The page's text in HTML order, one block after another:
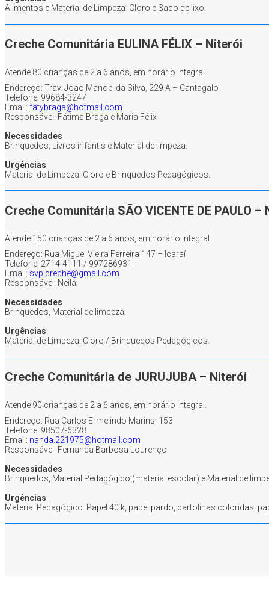
Alimentos e Material de Limpeza: Cloro e Saco de lixo.
Creche Comunitária EULINA FÉLIX – Niterói
Atende 80 crianças de 2 a 6 anos, em horário integral.
Endereço: Trav. Joao Manoel da Silva, 229 A – Cantagalo
Telefone: 99684-3247
Email: fatybraga@hotmail.com
Responsável: Fátima Braga e Maria Félix
Necessidades
Brinquedos, Livros infantis e Material de limpeza.
Urgências
Material de Limpeza: Cloro e Brinquedos Pedagógicos.
Creche Comunitária SÃO VICENTE DE PAULO –
Atende 150 crianças de 2 a 6 anos, em horário integral.
Endereço: Rua Miguel Vieira Ferreira 147 – Icaraí
Telefone: 2714-4111 / 997286931
Email: svp.creche@gmail.com
Responsável: Neila
Necessidades
Brinquedos, Material de limpeza.
Urgências
Material de Limpeza: Cloro / Brinquedos Pedagógicos.
Creche Comunitária de JURUJUBA – Niterói
Atende 90 crianças de 2 a 6 anos, em horário integral.
Endereço: Rua Carlos Ermelindo Marins, 153
Telefone: 98507-6328
Email: nanda.221975@hotmail.com
Responsável: Fernanda Barbosa Lourenço
Necessidades
Brinquedos, Material Pedagógico (material escolar) e Material de
Urgências
Material Pedagógico: Papel 40 k, papel pardo, cartolinas coloridas,